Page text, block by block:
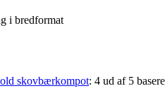
i bredformat
skovbærkompot: 4 ud af 5